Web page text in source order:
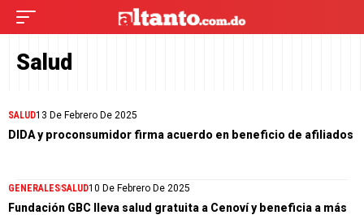
Salud
SALUD13 De Febrero De 2025
DIDA y proconsumidor firma acuerdo en beneficio de afiliados
GENERALESSALUD10 De Febrero De 2025
Fundación GBC lleva salud gratuita a Cenoví y beneficia a más